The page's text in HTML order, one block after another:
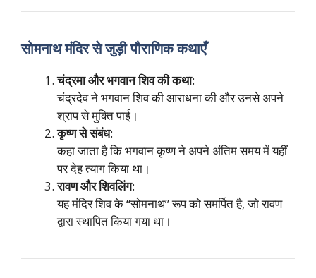
सोमनाथ मंदिर से जुड़ी पौराणिक कथाएँ
चंद्रमा और भगवान शिव की कथा:
चंद्रदेव ने भगवान शिव की आराधना की और उनसे अपने
श्राप से मुक्ति पाई।
कृष्ण से संबंध:
कहा जाता है कि भगवान कृष्ण ने अपने अंतिम समय में यहीं
पर देह त्याग किया था।
रावण और शिवलिंग:
यह मंदिर शिव के “सोमनाथ” रूप को समर्पित है, जो रावण
द्वारा स्थापित किया गया था।